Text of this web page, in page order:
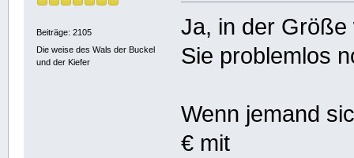
Beiträge: 2105
Die weise des Wals der Buckel
und der Kiefer
Ja, in der Größe
Sie problemlos
Wenn jemand
€ mit